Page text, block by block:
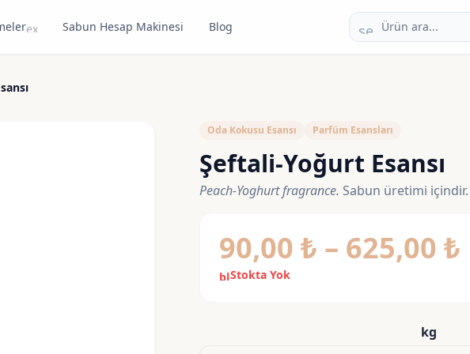
expand_moreSabun Hesap Makinesi Blog search
Oda Kokusu Esansı Parfüm Esansları
Şeftali-Yoğurt Esansı
Peach-Yoghurt fragrance. Sabun üretimi içindir.
90,00 ₺ – 625,00 ₺
-
block
Stokta Yok
kg